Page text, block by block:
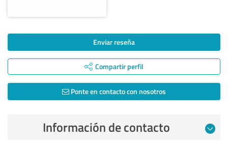
Enviar reseña
Compartir perfil
Ponte en contacto con nosotros
Información de contacto